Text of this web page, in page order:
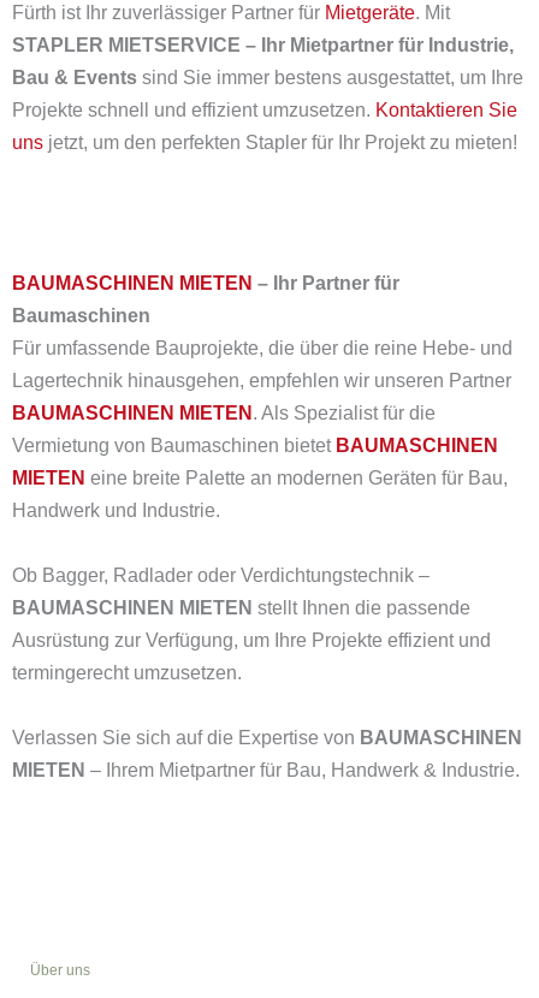
Fürth ist Ihr zuverlässiger Partner für Mietgeräte. Mit
STAPLER MIETSERVICE – Ihr Mietpartner für Industrie,
Bau & Events sind Sie immer bestens ausgestattet, um Ihre
Projekte schnell und effizient umzusetzen. Kontaktieren Sie
uns jetzt, um den perfekten Stapler für Ihr Projekt zu mieten!
BAUMASCHINEN MIETEN – Ihr Partner für
Baumaschinen
Für umfassende Bauprojekte, die über die reine Hebe- und
Lagertechnik hinausgehen, empfehlen wir unseren Partner
BAUMASCHINEN MIETEN . Als Spezialist für die
Vermietung von Baumaschinen bietet BAUMASCHINEN
MIETEN eine breite Palette an modernen Geräten für Bau,
Handwerk und Industrie.
Ob Bagger, Radlader oder Verdichtungstechnik –
BAUMASCHINEN MIETEN stellt Ihnen die passende
Ausrüstung zur Verfügung, um Ihre Projekte effizient und
termingerecht umzusetzen.
Verlassen Sie sich auf die Expertise von BAUMASCHINEN
MIETEN – Ihrem Mietpartner für Bau, Handwerk & Industrie.
Über uns